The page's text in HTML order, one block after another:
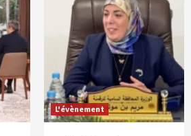
L'évènement